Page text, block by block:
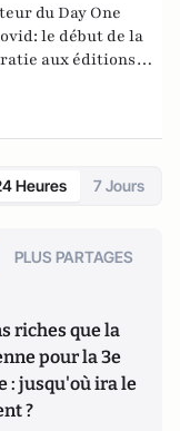
du Day One
le début de la
aux éditions
Heures 7 Jours
PLUS PARTAGES
riches que la
pour la 3e
: jusqu'où ira le
?